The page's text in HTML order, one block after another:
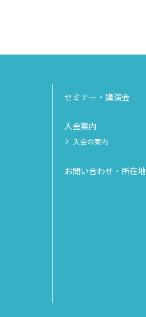
セミナー・講演会
入会案内
入会の案内
お問い合わせ・所在地